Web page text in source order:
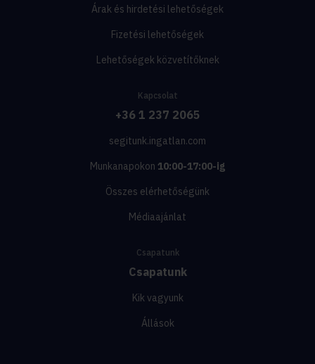
Árak és hirdetési lehetőségek
Fizetési lehetőségek
Lehetőségek közvetítőknek
Kapcsolat
+36 1 237 2065
segitunk.ingatlan.com
Munkanapokon 10:00-17:00-ig
Összes elérhetőségünk
Médiaajánlat
Csapatunk
Csapatunk
Kik vagyunk
Állások